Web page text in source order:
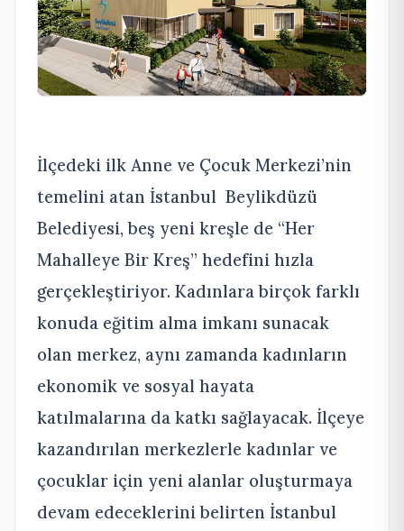
İlçedeki ilk Anne ve Çocuk Merkezi’nin
temelini atan İstanbul Beylikdüzü
Belediyesi, beş yeni kreşle de “Her
Mahalleye Bir Kreş” hedefini hızla
gerçekleştiriyor. Kadınlara birçok farklı
konuda eğitim alma imkanı sunacak
olan merkez, aynı zamanda kadınların
ekonomik ve sosyal hayata
katılmalarına da katkı sağlayacak. İlçeye
kazandırılan merkezlerle kadınlar ve
çocuklar için yeni alanlar oluşturmaya
devam edeceklerini belirten İstanbul